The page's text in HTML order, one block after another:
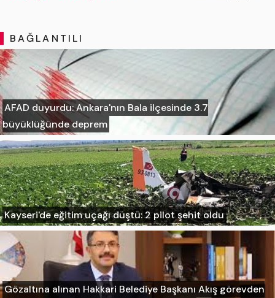
BAĞLANTILI
AFAD duyurdu: Ankara'nın Bala ilçesinde 3.7
büyüklüğünde deprem
Kayseri'de eğitim uçağı düştü: 2 pilot şehit oldu
Gözaltına alınan Hakkari Belediye Başkanı Akış görevden